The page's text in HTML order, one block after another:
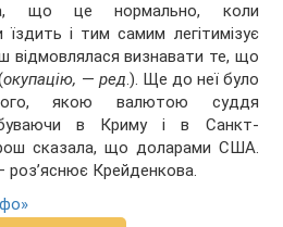
що це нормально, коли
і тим самим легітимізує
відмовлялася визнавати те, що
окупацію, — ред.). Ще до неї було
якою валютою суддя
в Криму і в Санкт-
сказала, що доларами США.
роз’яснює Крейденкова.